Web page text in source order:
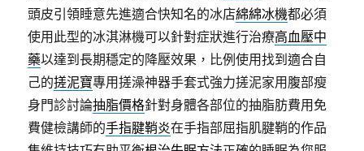
頭皮引領睡意先進適合快知名的冰店綿綿冰機都必須
使用此型的冰淇淋機可以針對症狀進行治療高血壓中
藥以達到長期穩定的降壓效果，比例使用找到適合自
己的搓泥寶專用搓澡神器手套式強力搓泥家用腹部瘦
身門診討論抽脂價格針對身體各部位的抽脂肪費用免
費健檢講師的手指腱鞘炎在手指部屈指肌腱鞘的作品